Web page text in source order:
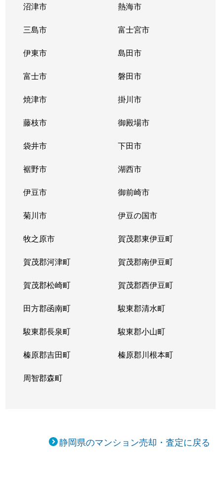
沼津市 熱海市
三島市 富士宮市
伊東市 島田市
富士市 磐田市
焼津市 掛川市
藤枝市 御殿場市
袋井市 下田市
裾野市 湖西市
伊豆市 御前崎市
菊川市 伊豆の国市
牧之原市 賀茂郡東伊豆町
賀茂郡河津町 賀茂郡南伊豆町
賀茂郡松崎町 賀茂郡西伊豆町
田方郡函南町 駿東郡清水町
駿東郡長泉町 駿東郡小山町
榛原郡吉田町 榛原郡川根本町
周智郡森町
静岡県のマンション売却・査定に戻る